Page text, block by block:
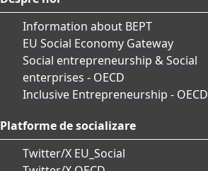
Information about BEPT
EU Social Economy Gateway
Social entrepreneurship & Social
enterprises - OECD
Inclusive Entrepreneurship - OECD
Platforme de socializare
Twitter/X EU_Social